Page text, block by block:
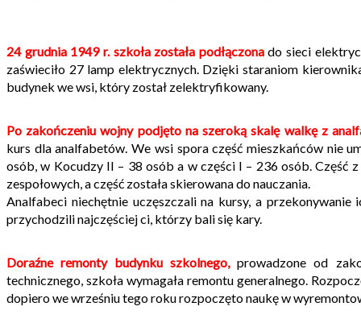
24 grudnia 1949 r. szkoła została podłączonado sieci
zaświeciło 27 lamp elektrycznych. Dzięki staraniom
budynek we wsi, który został zelektryfikowany.
Po zakończeniu wojny podjęto na szeroką skalę walkę z
kurs dla analfabetów. We wsi spora część mieszkańców nie
osób, w Kocudzy II – 38 osób a w części I – 236 osób. Część
zespołowych, a część została skierowana do nauczania.
Analfabeci niechętnie uczęszczali na kursy, a przekonywanie
przychodzili najczęściej ci, którzy bali się kary.
Doraźne remonty budynku szkolnego,prowadzone od
technicznego, szkoła wymagała remontu generalnego.
dopiero we wrześniu tego roku rozpoczęto naukę w